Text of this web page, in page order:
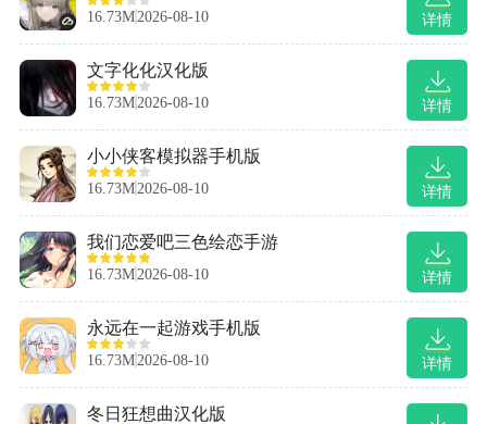
详情
16.73M 2026-08-10
详情
文字化化汉化版
16.73M 2026-08-10
详情
小小侠客模拟器手机版
16.73M 2026-08-10
详情
我们恋爱吧三色绘恋手游
16.73M 2026-08-10
详情
永远在一起游戏手机版
16.73M 2026-08-10
冬日狂想曲汉化版